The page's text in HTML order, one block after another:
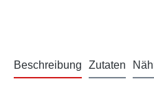
Beschreibung Zutaten